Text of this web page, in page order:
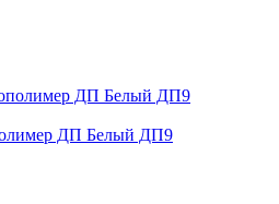
ДП Белый ДП9